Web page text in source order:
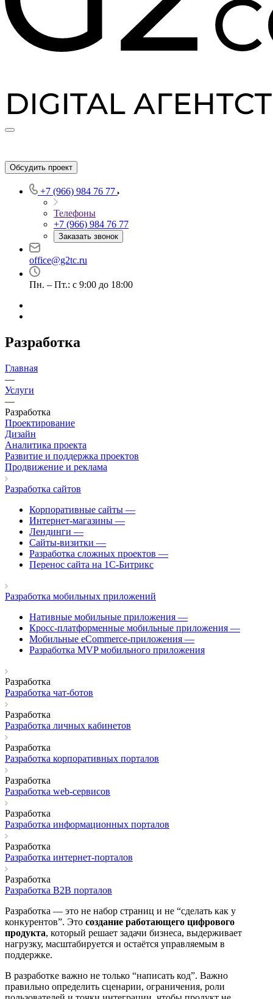
Обсудить проект
+7 (966) 984 76 77
Телефоны
+7 (966) 984 76 77
Заказать звонок
office@g2tc.ru
Пн. – Пт.: с 9:00 до 18:00
Разработка
Главная
—
Услуги
—
Разработка
Проектирование
Дизайн
Аналитика проекта
Развитие и поддержка проектов
Продвижение и реклама
Разработка сайтов
Корпоративные сайты —
Интернет-магазины —
Лендинги —
Сайты-визитки —
Разработка сложных проектов —
Перенос сайта на 1С-Битрикс
Разработка мобильных приложений
Нативные мобильные приложения —
Кросс-платформенные мобильные приложения —
Мобильные eCommerce-приложения —
Разработка MVP мобильного приложения
Разработка
Разработка чат-ботов
Разработка
Разработка личных кабинетов
Разработка
Разработка корпоративных порталов
Разработка
Разработка web-сервисов
Разработка
Разработка информационных порталов
Разработка
Разработка интернет-порталов
Разработка
Разработка B2B порталов
Разработка — это не набор страниц и не “сделать как у
конкурентов”. Это создание работающего цифрового
продукта, который решает задачи бизнеса, выдерживает
нагрузку, масштабируется и остаётся управляемым в
поддержке.
В разработке важно не только “написать код”. Важно
правильно определить сценарии, ограничения, роли